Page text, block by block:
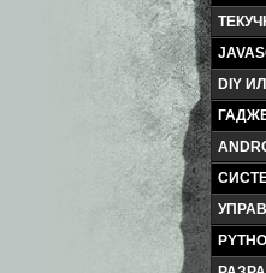
DIY